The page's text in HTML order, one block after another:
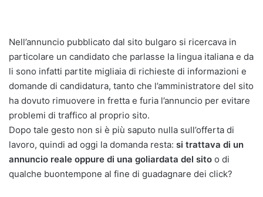
Nell’annuncio pubblicato dal sito bulgaro si ricercava in
particolare un candidato che parlasse la lingua italiana e da
li sono infatti partite migliaia di richieste di informazioni e
domande di candidatura, tanto che l’amministratore del sito
ha dovuto rimuovere in fretta e furia l’annuncio per evitare
problemi di traffico al proprio sito.
Dopo tale gesto non si è più saputo nulla sull’offerta di
lavoro, quindi ad oggi la domanda resta: si trattava di un
annuncio reale oppure di una goliardata del sito o di
qualche buontempone al fine di guadagnare dei click?